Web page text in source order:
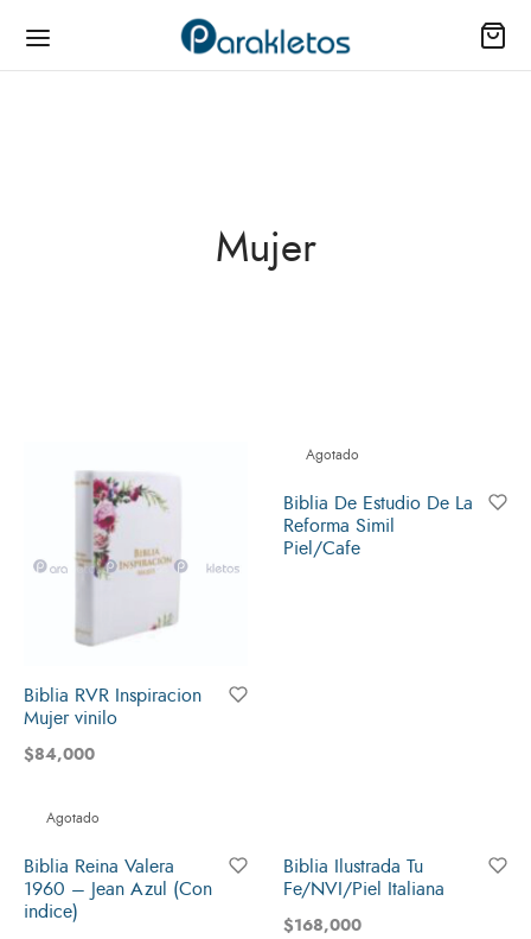
Mujer
Biblia RVR Inspiracion
Mujer vinilo
$84,000
Agotado
Biblia De Estudio De La
Reforma Simil
Piel/Cafe
Agotado
Biblia Reina Valera
1960 – Jean Azul (Con
indice)
Biblia Ilustrada Tu
Fe/NVI/Piel Italiana
$168,000